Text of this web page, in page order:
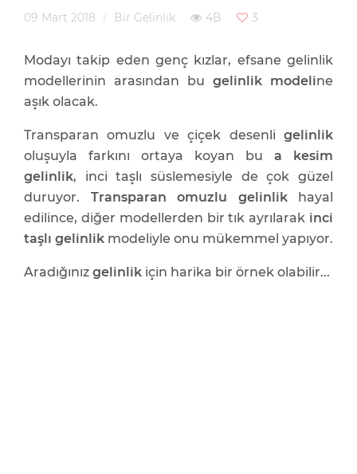
09 Mart 2018 Bir Gelinlik 4B 3
Modayı takip eden genç kızlar, efsane gelinlik
modellerinin arasından bu gelinlik modeline
aşık olacak.
Transparan omuzlu ve çiçek desenli gelinlik
oluşuyla farkını ortaya koyan bu a kesim
gelinlik, inci taşlı süslemesiyle de çok güzel
duruyor. Transparan omuzlu gelinlikhayal
edilince, diğer modellerden bir tık ayrılarak inci
taşlı gelinlik modeliyle onu mükemmel yapıyor.
Aradığınız gelinlik için harika bir örnek olabilir...